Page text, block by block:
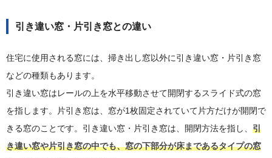
引き違い窓・片引き窓との違い
住宅に使用される窓には、掃き出し窓以外に引き違い窓・片引き窓
などの種類もあります。
引き違い窓はレールの上を水平移動させて開閉するスライド式の窓
を指します。片引き窓は、窓が1枚固定されていて片方だけが開閉で
きる窓のことです。引き違い窓・片引き窓は、開閉方法を指し、 引
き違い窓や片引き窓の中でも、窓の下部分が床まであるタイプの窓